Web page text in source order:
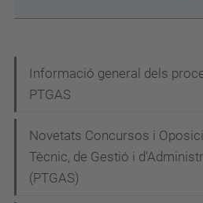
Informació general dels
PTGAS
Novetats Concursos i
Tècnic, de Gestió i
(PTGAS)